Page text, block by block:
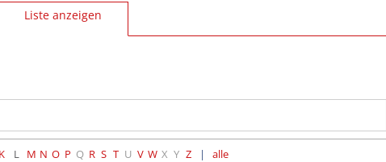
Liste anzeigen
K L M N O P Q R S T U V W X Y Z alle